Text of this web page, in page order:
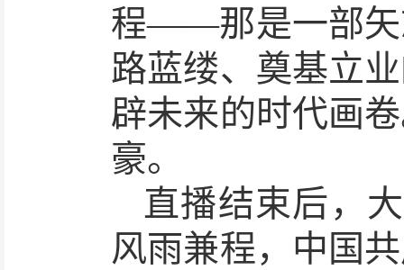
程——那是一部矢
路蓝缕、奠基立
辟未来的时代画
豪。
直播结束后，
风雨兼程，中国